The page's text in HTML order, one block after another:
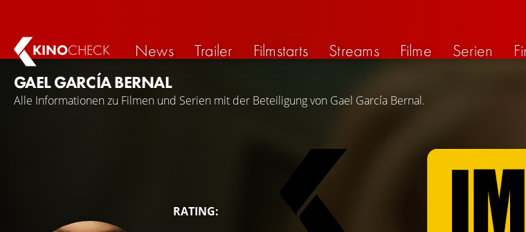
KINOCHECK News Trailer Filmstarts Streams Filme Serien
GAEL GARCÍA BERNAL
Alle Informationen zu Filmen und Serien mit der Beteiligung von Gael García Bernal.
RATING: